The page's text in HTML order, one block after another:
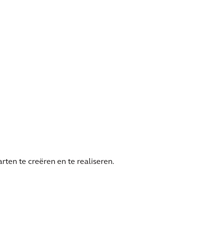
te creëren en te realiseren.